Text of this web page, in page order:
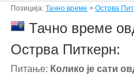
Позиција: Тачно време > Острва
Тачно време
Острва Питкерн:
Питање: Колико је сати